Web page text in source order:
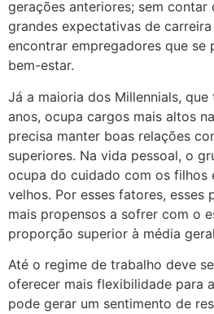
gerações anteriores; sem contar
grandes expectativas de
encontrar empregadores que se
bem-estar.
Já a maioria dos Millennials,
anos, ocupa cargos mais altos
precisa manter boas relações
superiores. Na vida pessoal, o
ocupa do cuidado com os filhos
velhos. Por esses fatores, esses
mais propensos a sofrer com o
proporção superior à média
Até o regime de trabalho deve
oferecer mais flexibilidade para
pode gerar um sentimento de